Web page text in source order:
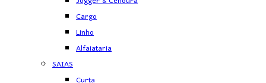
Cargo
Linho
Alfaiataria
SAIAS